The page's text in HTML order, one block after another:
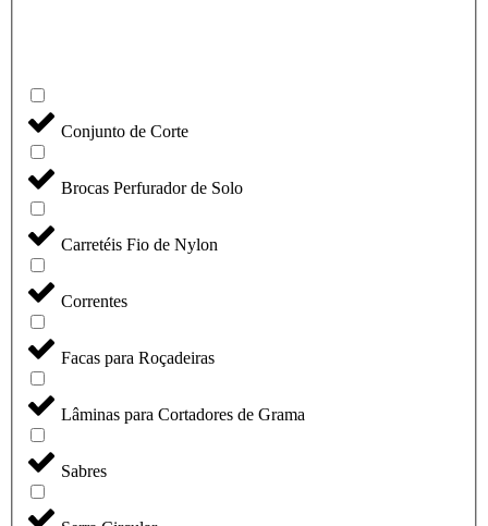
Conjunto de Corte
Brocas Perfurador de Solo
Carretéis Fio de Nylon
Correntes
Facas para Roçadeiras
Lâminas para Cortadores de Grama
Sabres